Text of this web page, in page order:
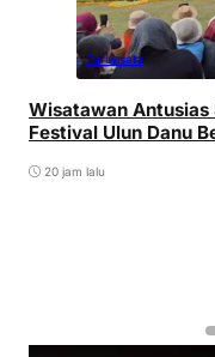
Pariwisata
Wisatawan Antusias
Festival Ulun Danu
20 jam lalu